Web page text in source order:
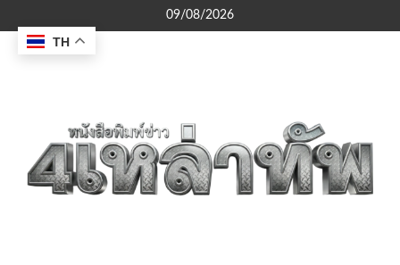
to
content
09/08/2026
TH